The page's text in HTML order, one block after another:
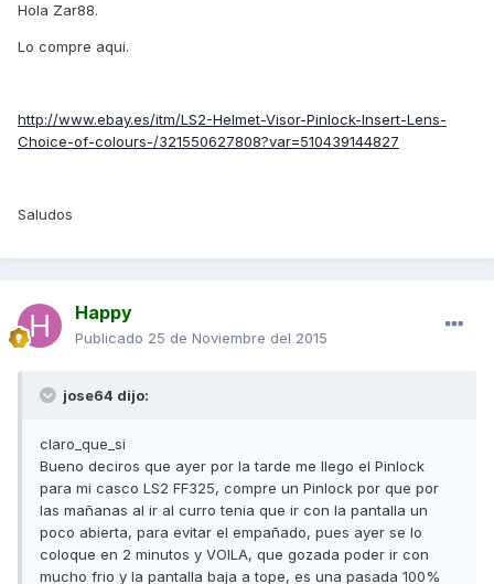
Hola Zar88.
Lo compre aqui.
http://www.ebay.es/itm/LS2-Helmet-Visor-Pinlock-Insert-Lens-
Choice-of-colours-/321550627808?var=510439144827
Saludos
Happy
Publicado 25 de Noviembre del 2015
jose64 dijo:
claro_que_si
Bueno deciros que ayer por la tarde me llego el Pinlock
para mi casco LS2 FF325, compre un Pinlock por que por
las mañanas al ir al curro tenia que ir con la pantalla un
poco abierta, para evitar el empañado, pues ayer se lo
coloque en 2 minutos y VOILA, que gozada poder ir con
mucho frio y la pantalla baja a tope, es una pasada 100%